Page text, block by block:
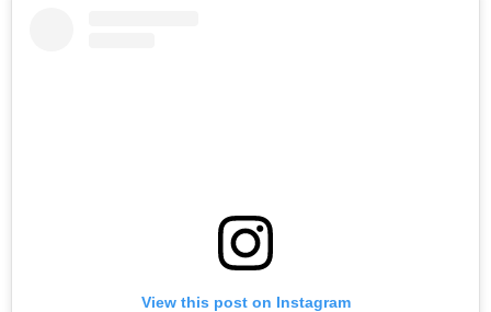
View this post on Instagram